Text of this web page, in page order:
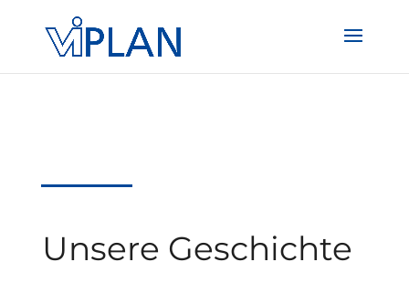
#004899 !important; -webkit-transition: all 400ms linear 0s;
transition: all 400ms linear 0s;
Unsere Geschichte